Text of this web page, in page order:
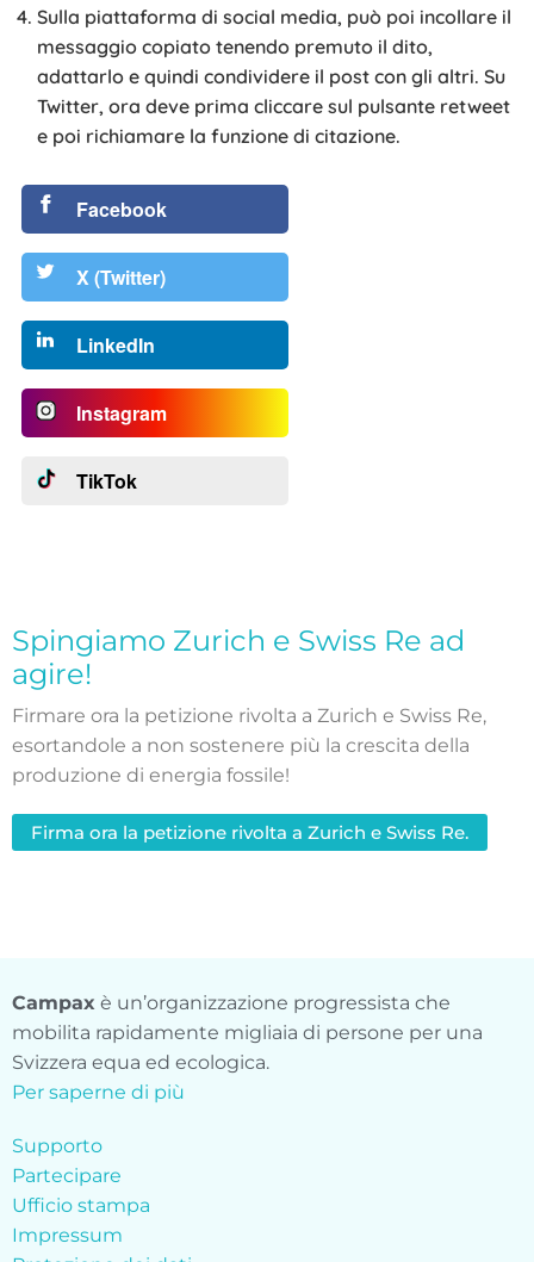
Sulla piattaforma di social media, può poi incollare il
messaggio copiato tenendo premuto il dito,
adattarlo e quindi condividere il post con gli altri. Su
Twitter, ora deve prima cliccare sul pulsante retweet
e poi richiamare la funzione di citazione.
Facebook
X (Twitter)
LinkedIn
Instagram
TikTok
Spingiamo Zurich e Swiss Re ad
agire!
Firmare ora la petizione rivolta a Zurich e Swiss Re,
esortandole a non sostenere più la crescita della
produzione di energia fossile!
Firma ora la petizione rivolta a Zurich e Swiss Re.
Campax è un’organizzazione progressista che
mobilita rapidamente migliaia di persone per una
Svizzera equa ed ecologica.
Per saperne di più
Supporto
Partecipare
Ufficio stampa
Impressum